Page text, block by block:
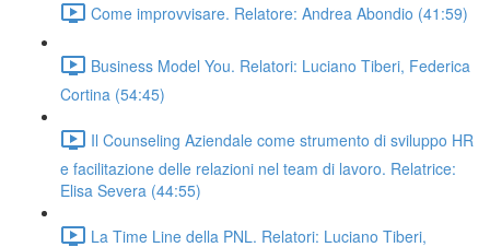
Come improvvisare. Relatore: Andrea Abondio (41:59)
Business Model You. Relatori: Luciano Tiberi, Federica
Cortina (54:45)
Il Counseling Aziendale come strumento di sviluppo HR
e facilitazione delle relazioni nel team di lavoro. Relatrice:
Elisa Severa (44:55)
La Time Line della PNL. Relatori: Luciano Tiberi,